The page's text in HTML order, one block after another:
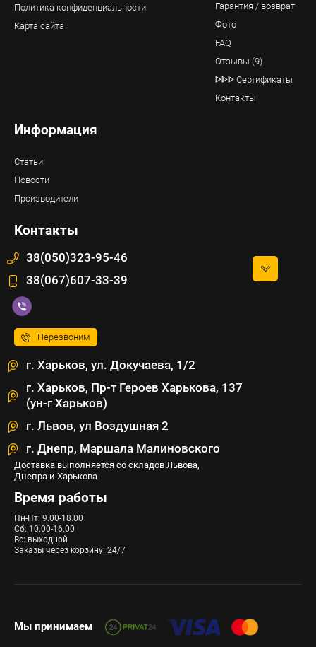
Политика конфиденциальности
Карта сайта
Гарантия / возврат
Фото
FAQ
Отзывы (9)
ᐈᐈᐈ Сертификаты
Контакты
Информация
Статьи
Новости
Производители
Контакты
38(050)323-95-46
38(067)607-33-39
Перезвоним
г. Харьков, ул. Докучаева, 1/2
г. Харьков, Пр-т Героев Харькова, 137
(ун-г Харьков)
г. Львов, ул Воздушная 2
г. Днепр, Маршала Малиновского
Доставка выполняется со складов Львова,
Днепра и Харькова
Время работы
Пн-Пт: 9.00-18.00
Сб: 10.00-16.00
Вс: выходной
Заказы через корзину: 24/7
Мы принимаем